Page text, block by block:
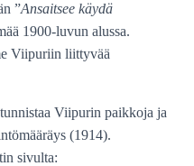
”Ansaitsee käydä
1900-luvun alussa.
Viipuriin liittyvää
Viipurin paikkoja ja
(1914).
sivulta: